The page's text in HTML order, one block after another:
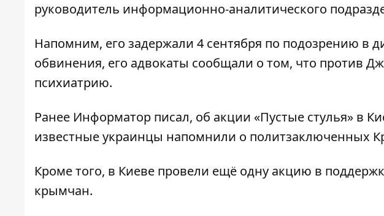
руководитель информационно-аналитического
Напомним, его задержали 4 сентября по подозрению в
обвинения, его адвокаты сообщали о том, что против
психиатрию.
Ранее Информатор писал, об акции «Пустые стулья» в
известные украинцы напомнили о политзаключенных
Кроме того, в Киеве провели ещё одну акцию в
крымчан.